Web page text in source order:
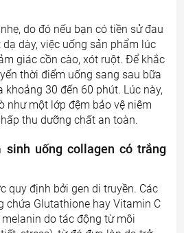
do đó nếu bạn có tiền sử đau
dày, việc uống sản phẩm lúc
giác cồn cào, xót ruột. Để khắc
thời điểm uống sang sau bữa
khoảng 30 đến 60 phút. Lúc này,
như một lớp đệm bảo vệ niêm
thu dưỡng chất an toàn.
sinh uống collagen có trắng
quy định bởi gen di truyền. Các
chứa Glutathione hay Vitamin C
do tác động từ môi